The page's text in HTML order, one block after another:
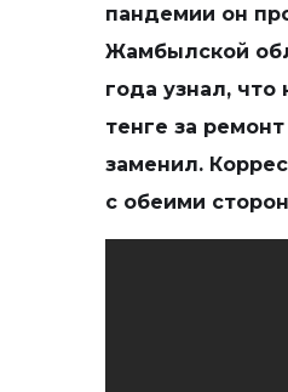
пандемии он
Жамбылской
года узнал,
тенге за
заменил.
с обеими